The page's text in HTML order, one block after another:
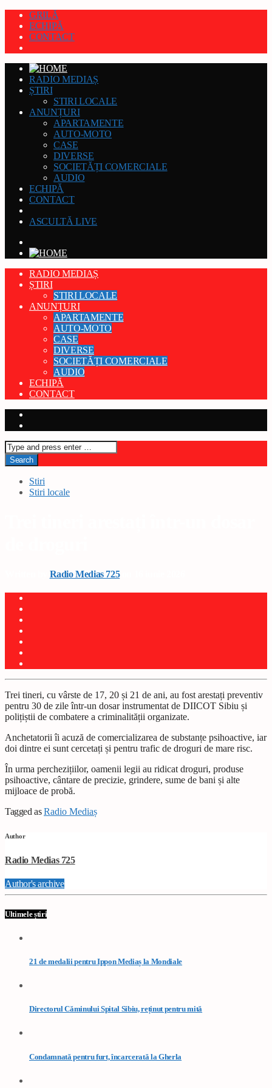
GRILĂ
ECHIPĂ
CONTACT
RADIO MEDIAȘ
ȘTIRI
STIRI LOCALE
ANUNȚURI
APARTAMENTE
AUTO-MOTO
CASE
DIVERSE
SOCIETĂȚI COMERCIALE
AUDIO
ECHIPĂ
CONTACT
ASCULTĂ LIVE
RADIO MEDIAȘ
ȘTIRI
STIRI LOCALE
ANUNȚURI
APARTAMENTE
AUTO-MOTO
CASE
DIVERSE
SOCIETĂȚI COMERCIALE
AUDIO
ECHIPĂ
CONTACT
Stiri
Stiri locale
Radio Medias 725on 16 iunie 2026
Trei tineri, cu vârste de 17, 20 și 21 de ani, au fost arestați preventiv
pentru 30 de zile într-un dosar instrumentat de DIICOT Sibiu și
polițiștii de combatere a criminalității organizate.
Anchetatorii îi acuză de comercializarea de substanțe psihoactive, iar
doi dintre ei sunt cercetați și pentru trafic de droguri de mare risc.
În urma perchezițiilor, oamenii legii au ridicat droguri, produse
psihoactive, cântare de precizie, grindere, sume de bani și alte
mijloace de probă.
Tagged asRadio Mediaș
Author
Radio Medias 725
Author's archive
Ultimele știri
21 de medalii pentru Ippon Mediaș la Mondiale
Directorul Căminului Spital Sibiu, reținut pentru mită
Condamnată pentru furt, încarcerată la Gherla